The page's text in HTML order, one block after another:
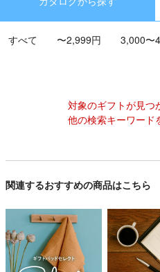
すべて 〜2,999円 3,000〜
対象のギフトが見つ
他の検索キーワード
関連するおすすめの商品はこちら